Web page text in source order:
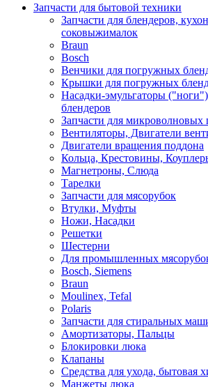
Запчасти для бытовой техники
Запчасти для блендеров,
соковыжималок
Braun
Bosch
Венчики для погружных
Крышки для погружных
Насадки-эмульгаторы
блендеров
Запчасти для микроволновых
Вентиляторы, Двигатели
Двигатели вращения поддона
Кольца, Крестовины,
Магнетроны, Слюда
Тарелки
Запчасти для мясорубок
Втулки, Муфты
Ножи, Насадки
Решетки
Шестерни
Для промышленных
Bosch, Siemens
Braun
Moulinex, Tefal
Polaris
Запчасти для стиральных
Амортизаторы, Пальцы
Блокировки люка
Клапаны
Средства для ухода, бытовая
Манжеты люка